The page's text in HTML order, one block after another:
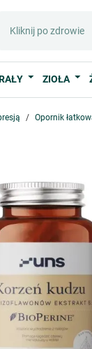
ZIOŁA
Opornik